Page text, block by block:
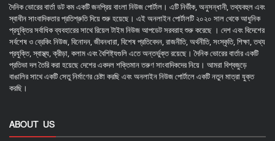
দৈনিক ভোরের বার্তা ডট কম একটি জনপ্রিয় বাংলা নিউজ পোর্টাল। এটি নির্ভীক, অনুসন্ধানী, তথ্যবহুল এবং
স্বাধীন সাংবাদিকতার প্রতিশ্রুতি দিয়ে শুরু হয়েছে। এই অনলাইন পোর্টালটি ২০২০ সাল থেকে আধুনিক
প্রযুক্তির সর্বাধিক ব্যবহারের সাথে রিয়েল টাইম নিউজ আপডেট সরবরাহ শুরু করেছে । দেশ এবং বিদেশের
সর্বশেষ ও ব্রেকিং নিউজ, বিনোদন, জীবনধারা, বিশেষ প্রতিবেদন, রাজনীতি, অর্থনীতি, সংস্কৃতি, শিক্ষা, তথ্য
প্রযুক্তি, স্বাস্থ্য, ক্রীড়া, কলাম এবং বৈশিষ্ট্যগুলি এতে অন্তর্ভুক্ত রয়েছে। দৈনিক ভোরের বার্তার একটি
প্রতিভা দল তৈরি করা হয়েছে দেশের একদল শক্তিমান তরুণ সাংবাদিকদের নিয়ে। আমরা বিশ্বজুড়ে
বাঙালির সাথে একটি সেতু নির্মাণের চেষ্টা করছি এবং অনলাইন নিউজ পোর্টালে একটি নতুন মাত্রা যুক্ত
করছি।
ABOUT US